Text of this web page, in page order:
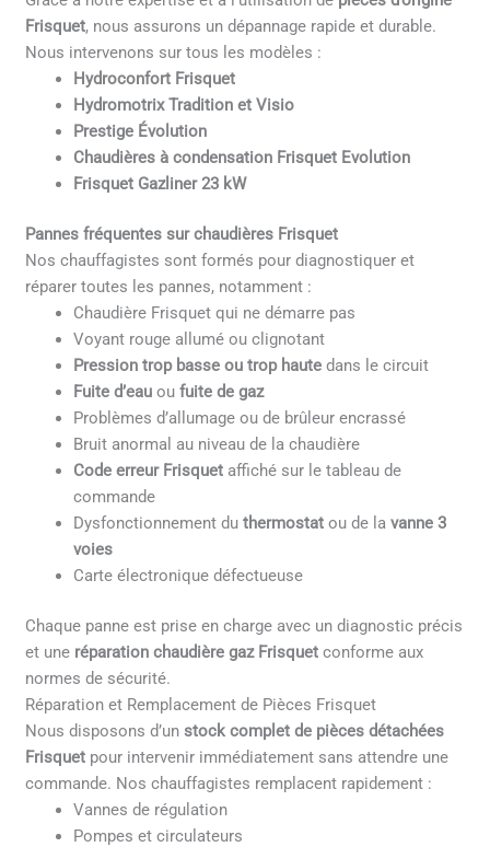
Frisquet, nous assurons un dépannage rapide et durable.
Nous intervenons sur tous les modèles :
Hydroconfort Frisquet
Hydromotrix Tradition et Visio
Prestige Évolution
Chaudières à condensation Frisquet Evolution
Frisquet Gazliner 23 kW
Pannes fréquentes sur chaudières Frisquet
Nos chauffagistes sont formés pour diagnostiquer et
réparer toutes les pannes, notamment :
Chaudière Frisquet qui ne démarre pas
Voyant rouge allumé ou clignotant
Pression trop basse ou trop haute dans le circuit
Fuite d’eau oufuite de gaz
Problèmes d’allumage ou de brûleur encrassé
Bruit anormal au niveau de la chaudière
Code erreur Frisquet affiché sur le tableau de
commande
Dysfonctionnement duthermostat ou de lavanne 3
voies
Carte électronique défectueuse
Chaque panne est prise en charge avec un diagnostic précis
et une réparation chaudière gaz Frisquet conforme aux
normes de sécurité.
Réparation et Remplacement de Pièces Frisquet
Nous disposons d’unstock complet de pièces détachées
Frisquet pour intervenir immédiatement sans attendre une
commande. Nos chauffagistes remplacent rapidement :
Vannes de régulation
Pompes et circulateurs